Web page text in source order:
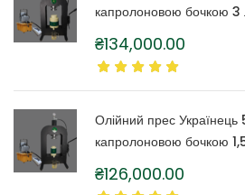
капролоновою бочкою 3
₴134,000.00
Олійний прес
капролоновою бочкою
₴126,000.00